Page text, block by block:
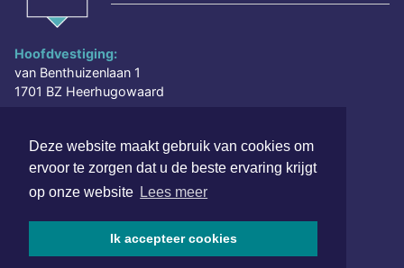
Deze website maakt gebruik van cookies om
ervoor te zorgen dat u de beste ervaring krijgt
op onze website Lees meer
Ik accepteer cookies
Hoofdvestiging:
van Benthuizenlaan 1
1701 BZ Heerhugowaard
redactie@xyto.nl
www.xyto.nl